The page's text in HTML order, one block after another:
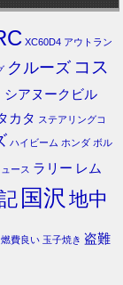
XC60D4 アウトラン
クルーズ コス
シアヌークビル
カタ ステアリングコ
ハイビーム ホンダ ボル
ース ラリー レム
国沢 地中
燃費良い 玉子焼き 盗難